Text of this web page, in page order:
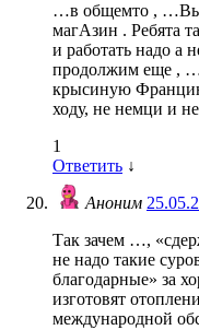
…в общемто , …Вы
магАзин . Ребята
и работать надо а
продолжим еще ,
крысиную
ходу, не немци и
1
Ответить ↓
Аноним
Так зачем …,
не надо такие
благодарные» за
изготовят
международной